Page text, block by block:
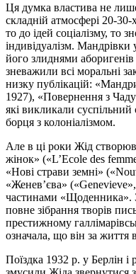
Ця думка властива не
складній атмосфері 20-30-
то до ідей соціалізму, то
індивідуалізм.
його злиднями
зневажили всі моральні
низку публікацій:
1927), «Повернення з
які викликали суспільний
борця з колоніалізмом.
Але в ці роки Жід
жінок» («L’Ecole des
«Нові страви земні»
«Женев’єва»
частинами «Щоденника».
повне зібрання творів
престижному
означала, що він за життя
Поїздка 1932 р. у Берлін і